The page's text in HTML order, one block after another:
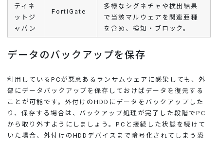
ティネ
ットジ
ャパン
FortiGate
多様なシグネチャや検出結果
で当該マルウェアを関連亜種
を含め、検知・ブロック。
データのバックアップを保存
利用しているPCが悪意あるランサムウェアに感染しても、外
部にデータバックアップを保存しておけばデータを復元する
ことが可能です。外付けのHDDにデータをバックアップした
り、保存する場合は、バックアップ処理が完了した段階でPC
から取り外すようにしましょう。PCと接続した状態を続けて
いた場合、外付けのHDDデバイスまで暗号化されてしまう恐